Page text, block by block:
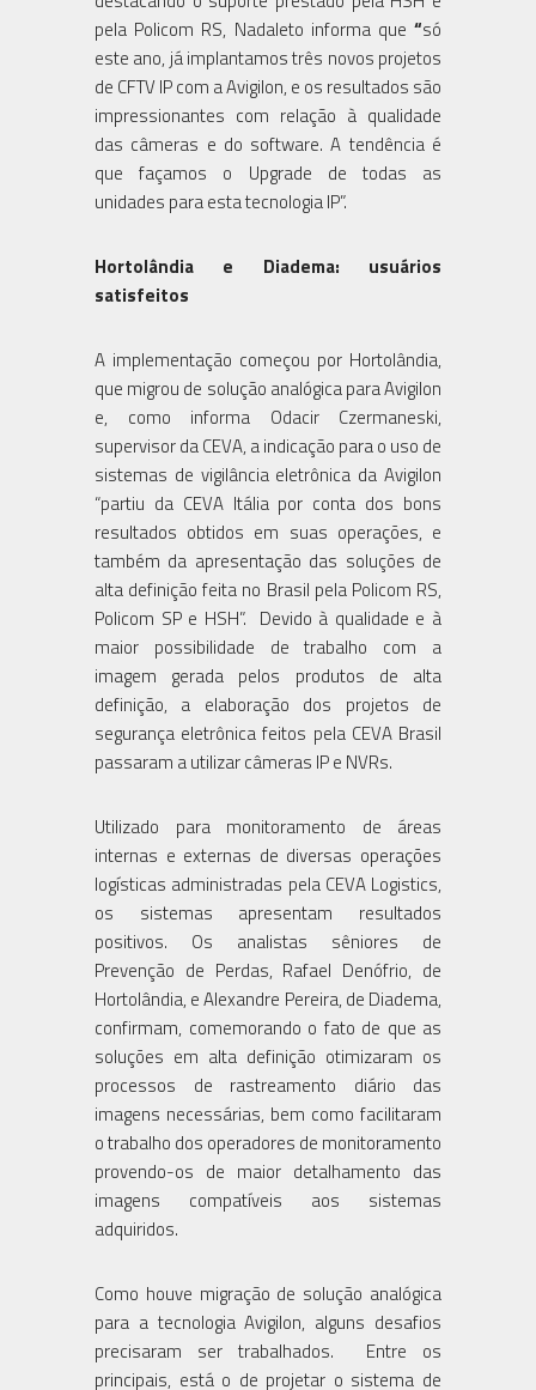
pela Policom RS, Nadaleto informa que “só
este ano, já implantamos três novos projetos
de CFTV IP com a Avigilon, e os resultados são
impressionantes com relação à qualidade
das câmeras e do software. A tendência é
que façamos o Upgrade de todas as
unidades para esta tecnologia IP”.
Hortolândia e Diadema: usuários
satisfeitos
A implementação começou por Hortolândia,
que migrou de solução analógica para Avigilon
e, como informa Odacir Czermaneski,
supervisor da CEVA, a indicação para o uso de
sistemas de vigilância eletrônica da Avigilon
“partiu da CEVA Itália por conta dos bons
resultados obtidos em suas operações, e
também da apresentação das soluções de
alta definição feita no Brasil pela Policom RS,
Policom SP e HSH”. Devido à qualidade e à
maior possibilidade de trabalho com a
imagem gerada pelos produtos de alta
definição, a elaboração dos projetos de
segurança eletrônica feitos pela CEVA Brasil
passaram a utilizar câmeras IP e NVRs.
Utilizado para monitoramento de áreas
internas e externas de diversas operações
logísticas administradas pela CEVA Logistics,
os sistemas apresentam resultados
positivos. Os analistas sêniores de
Prevenção de Perdas, Rafael Denófrio, de
Hortolândia, e Alexandre Pereira, de Diadema,
confirmam, comemorando o fato de que as
soluções em alta definição otimizaram os
processos de rastreamento diário das
imagens necessárias, bem como facilitaram
o trabalho dos operadores de monitoramento
provendo-os de maior detalhamento das
imagens compatíveis aos sistemas
adquiridos.
Como houve migração de solução analógica
para a tecnologia Avigilon, alguns desafios
precisaram ser trabalhados. Entre os
principais, está o de projetar o sistema de